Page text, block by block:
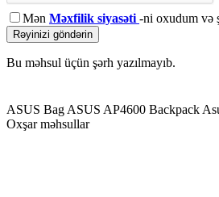
Mən Məxfilik siyasəti -ni oxudum və
Rəyinizi göndərin
Bu məhsul üçün şərh yazılmayıb.
ASUS Bag ASUS AP4600 Backpack
Oxşar məhsullar